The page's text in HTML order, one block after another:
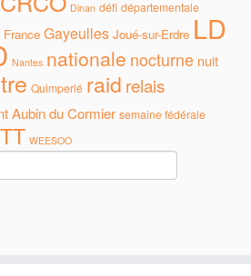
Dinan défi départementale
France Gayeulles Joué-sur-Erdre LD
Nantes nationale nocturne nuit
Quimperlé raid relais
Aubin du Cormier semaine fédérale
WEESOO